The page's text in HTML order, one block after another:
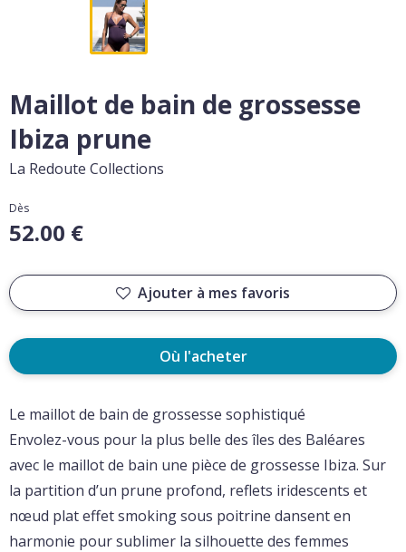
Maillot de bain de grossesse
Ibiza prune
La Redoute Collections
Dès
52.00 €
Ajouter à mes favoris
Où l'acheter
Le maillot de bain de grossesse sophistiqué
Envolez-vous pour la plus belle des îles des Baléares
avec le maillot de bain une pièce de grossesse Ibiza. Sur
la partition d’un prune profond, reflets iridescents et
nœud plat effet smoking sous poitrine dansent en
harmonie pour sublimer la silhouette des femmes